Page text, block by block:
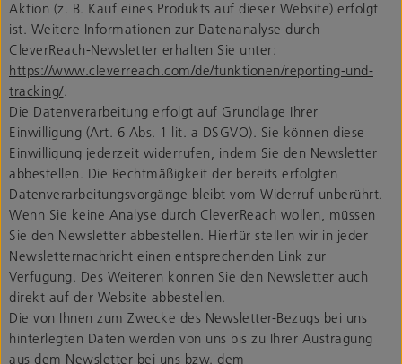
Aktion (z. B. Kauf eines Produkts auf dieser Website) erfolgt
ist. Weitere Informationen zur Datenanalyse durch
CleverReach-Newsletter erhalten Sie unter:
https://www.cleverreach.com/de/funktionen/reporting-und-
tracking/.
Die Datenverarbeitung erfolgt auf Grundlage Ihrer
Einwilligung (Art. 6 Abs. 1 lit. a DSGVO). Sie können diese
Einwilligung jederzeit widerrufen, indem Sie den Newsletter
abbestellen. Die Rechtmäßigkeit der bereits erfolgten
Datenverarbeitungsvorgänge bleibt vom Widerruf unberührt.
Wenn Sie keine Analyse durch CleverReach wollen, müssen
Sie den Newsletter abbestellen. Hierfür stellen wir in jeder
Newsletternachricht einen entsprechenden Link zur
Verfügung. Des Weiteren können Sie den Newsletter auch
direkt auf der Website abbestellen.
Die von Ihnen zum Zwecke des Newsletter-Bezugs bei uns
hinterlegten Daten werden von uns bis zu Ihrer Austragung
aus dem Newsletter bei uns bzw. dem